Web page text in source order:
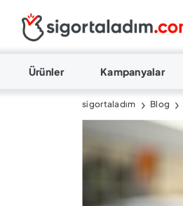
Ürünler Kampanyalar
sigortaladım Blog